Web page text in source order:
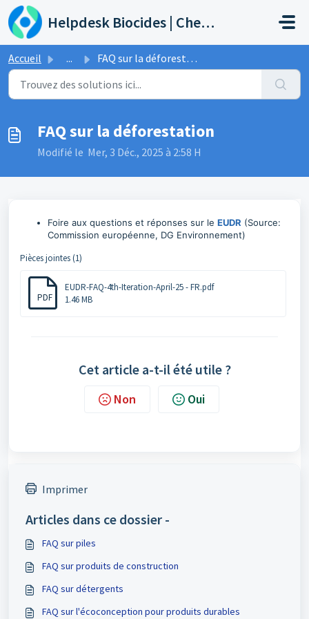
Passer au contenu principal
Helpdesk Biocides | Chemicals | Products
Accueil ... FAQ sur la déforestation
FAQ sur la déforestation
Modifié le Mer, 3 Déc., 2025 à 2:58 H
Foire aux questions et réponses sur le EUDR (Source:
Commission européenne, DG Environnement)
Pièces jointes (1)
PDF
EUDR-FAQ-4th-Iteration-April-25 - FR.pdf
1.46 MB
Cet article a-t-il été utile ?
Non Oui
Imprimer
Articles dans ce dossier -
FAQ sur piles
FAQ sur produits de construction
FAQ sur détergents
FAQ sur l'écoconception pour produits durables